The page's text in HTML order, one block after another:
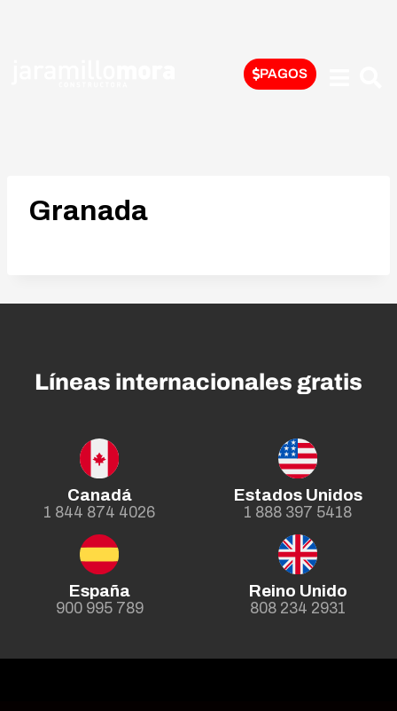
PAGOS
Granada
Líneas internacionales gratis
Canadá
1 844 874 4026
Estados Unidos
1 888 397 5418
España
900 995 789
Reino Unido
808 234 2931